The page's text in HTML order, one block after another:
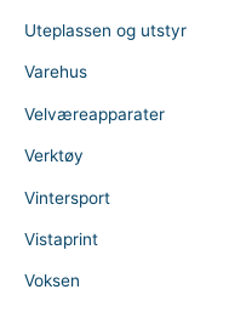
Uteplassen og utstyr
Varehus
Velværeapparater
Verktøy
Vintersport
Vistaprint
Voksen